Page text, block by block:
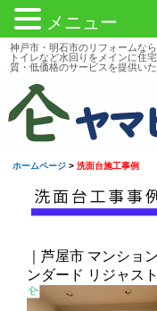
神戸市・明石市のリフォームな
トイレなど水回りをメインに住
質・低価格のサービスを提供いた
ホームページ >洗面台施工事例
｜芦屋市 マンショ
ンダード リジャス
メニュー